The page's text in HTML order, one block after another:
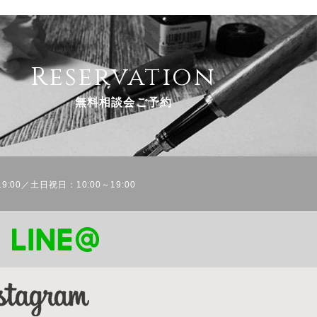
Reservation
無料相談会ご予約
／土日祝日：10:00～19:00